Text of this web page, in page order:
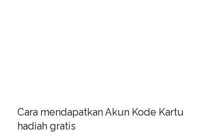
Cara mendapatkan Akun Kode Kartu
hadiah gratis